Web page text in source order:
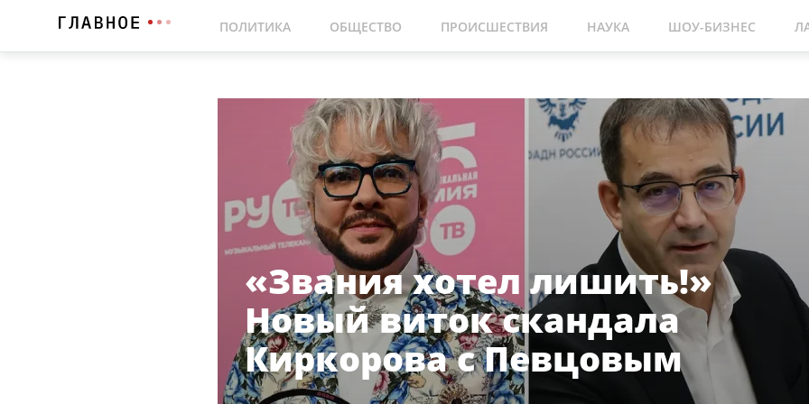
ПОЛИТИКА ОБЩЕСТВО ПРОИСШЕСТВИЯ НАУКА ШОУ-БИЗНЕС
«Звания хотел лишить!»
Новый виток скандала
Киркорова с Певцовым